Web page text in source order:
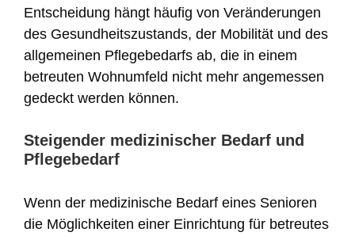
Entscheidung hängt häufig von Veränderungen
des Gesundheitszustands, der Mobilität und des
allgemeinen Pflegebedarfs ab, die in einem
betreuten Wohnumfeld nicht mehr angemessen
gedeckt werden können.
Steigender medizinischer Bedarf und
Pflegebedarf
Wenn der medizinische Bedarf eines Senioren
die Möglichkeiten einer Einrichtung für betreutes